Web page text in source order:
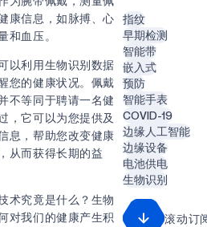
戴设备 为何选择 Ambiq
什么是边缘 AI？
常见问题
康信息，如脉搏、心
和血压。
以利用生物识别数据
您的健康状况。佩戴
不等同于聘请一名健
，它可以为您提供及
息，帮助您改变健康
从而获得长期的益
术究竟是什么？生物
对我们的健康产生积
指纹
早期检测
智能带
嵌入式
预防
智能手表
COVID-19
边缘人工智能
边缘设备
电池供电
生物识别
滚动订